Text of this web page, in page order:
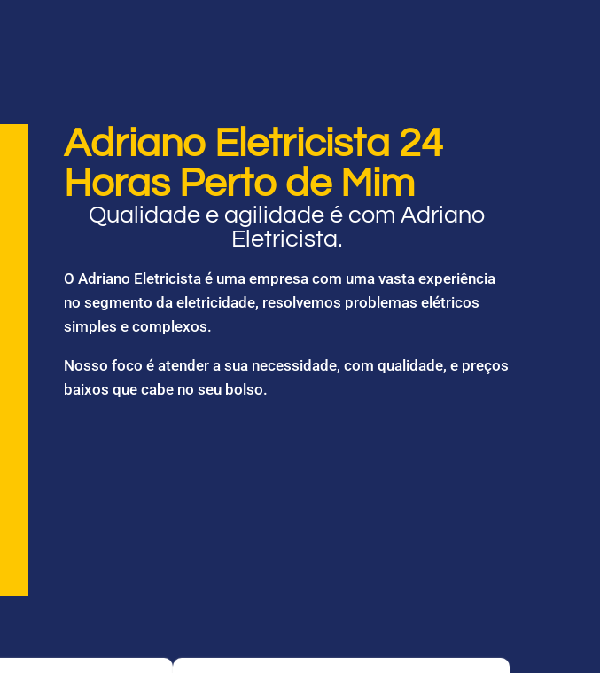
Adriano Eletricista 24
Horas Perto de Mim
Qualidade e agilidade é com Adriano
Eletricista.
O Adriano Eletricista é uma empresa com uma vasta experiência
no segmento da eletricidade, resolvemos problemas elétricos
simples e complexos.
Nosso foco é atender a sua necessidade, com qualidade, e preços
baixos que cabe no seu bolso.